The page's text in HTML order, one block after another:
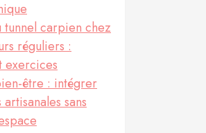
tunnel carpien chez
réguliers :
exercices
être : intégrer
sans